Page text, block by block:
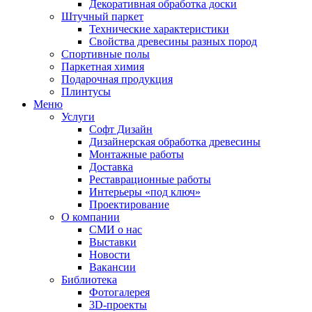
Декоративная обработка доски
Штучный паркет
Технические характеристики
Свойства древесины разных пород
Спортивные полы
Паркетная химия
Подарочная продукция
Плинтусы
Меню
Услуги
Софт Дизайн
Дизайнерская обработка древесины
Монтажные работы
Доставка
Реставрационные работы
Интерьеры «под ключ»
Проектирование
О компании
СМИ о нас
Выставки
Новости
Вакансии
Библиотека
Фотогалерея
3D-проекты